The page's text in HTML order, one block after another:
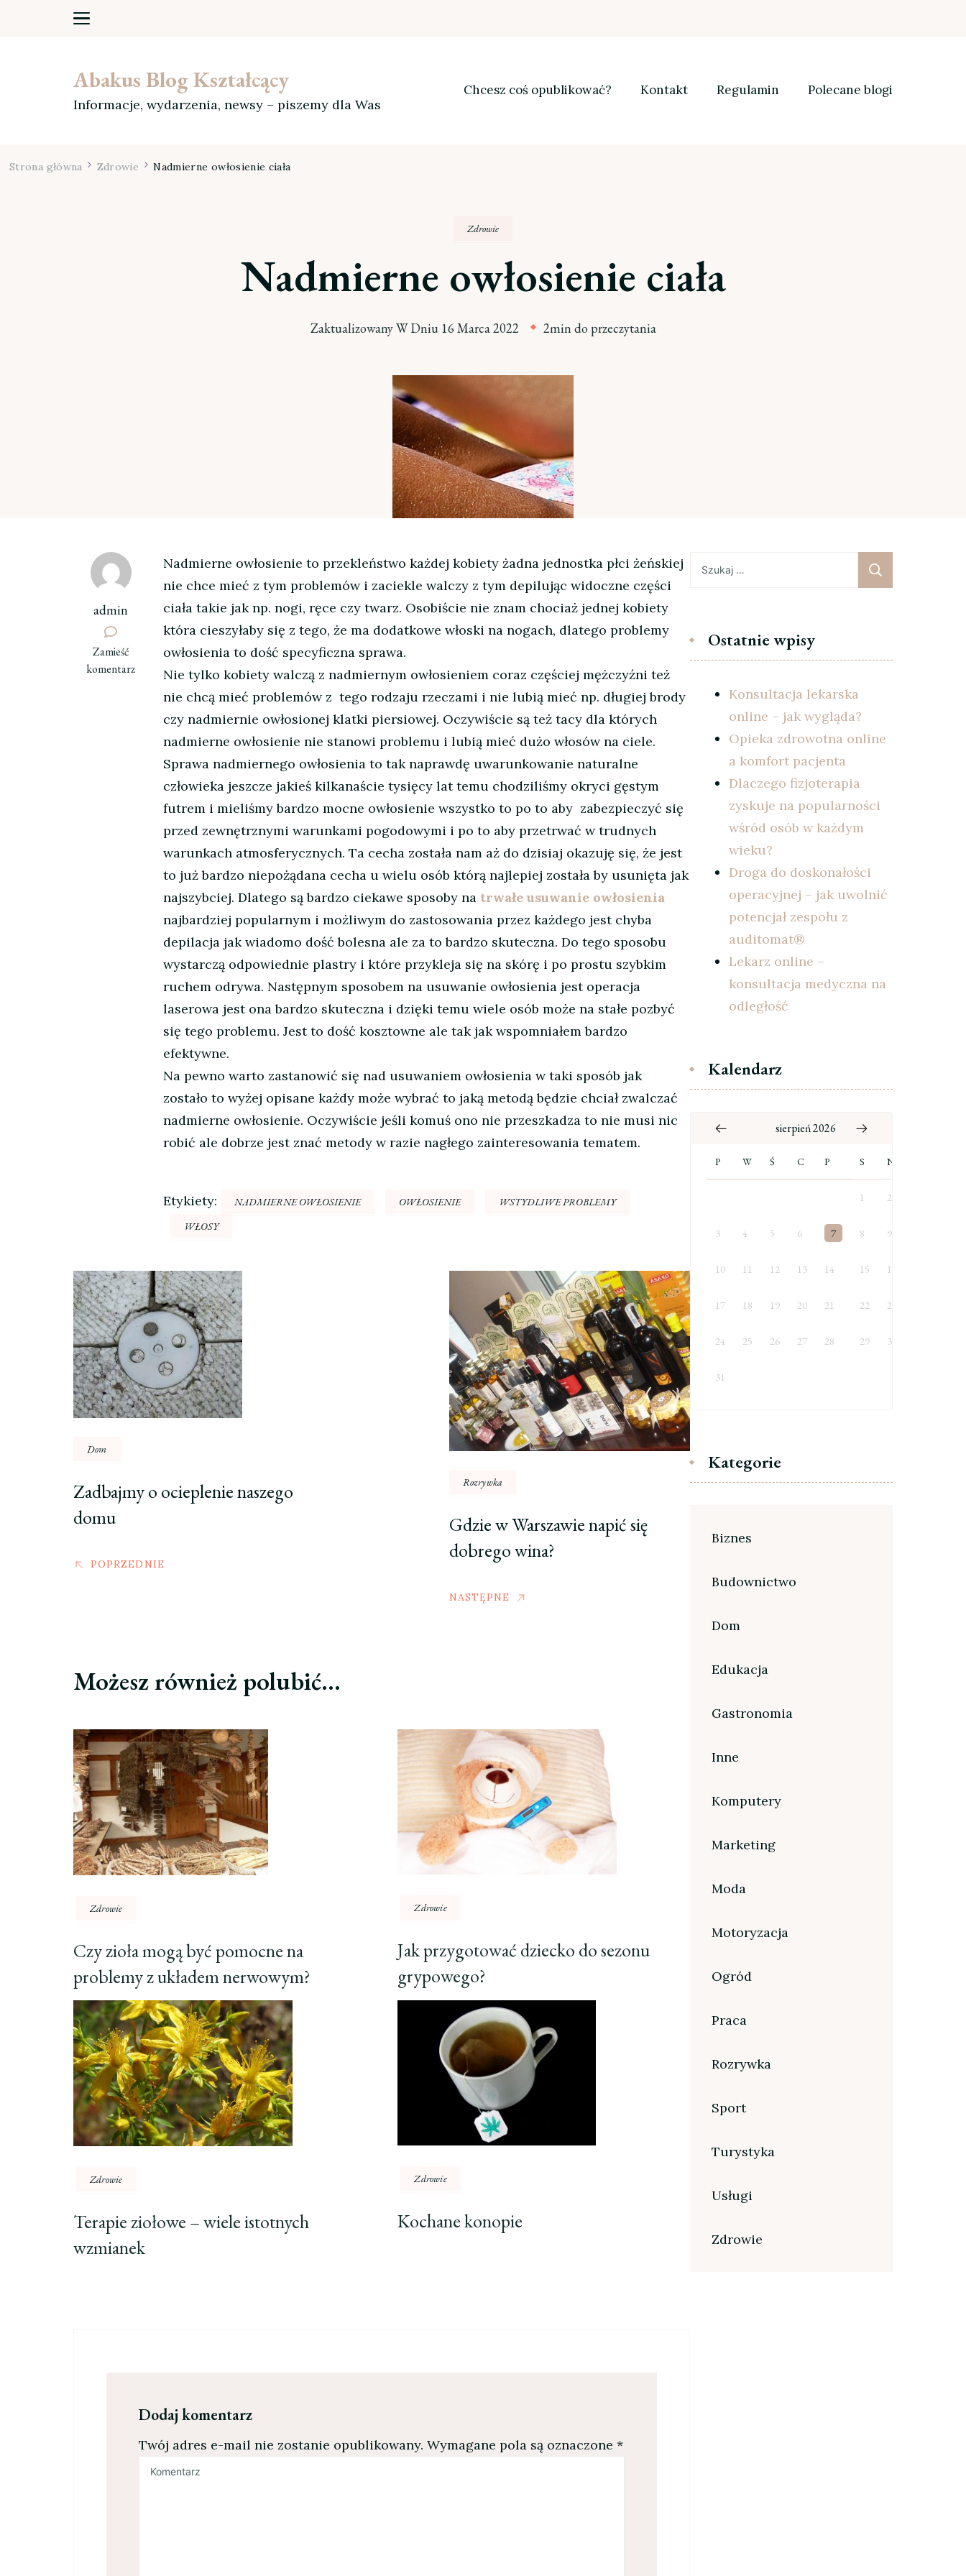
Abakus Blog Kształcący
Informacje, wydarzenia, newsy – piszemy dla Was
Chcesz coś opublikować? Kontakt Regulamin Polecane blogi
Strona główna Zdrowie Nadmierne owłosienie ciała
Zdrowie
Nadmierne owłosienie ciała
Zaktualizowany W Dniu 16 Marca 2022 2min do przeczytania
admin
Zamieść
komentarz
we
wpisie
Nadmierne owłosienie to przekleństwo każdej kobiety żadna jednostka płci żeńskiej
nie chce mieć z tym problemów i zaciekle walczy z tym depilując widoczne części
ciała takie jak np. nogi, ręce czy twarz. Osobiście nie znam chociaż jednej kobiety
która cieszyłaby się z tego, że ma dodatkowe włoski na nogach, dlatego problemy
owłosienia to dość specyficzna sprawa.
Nie tylko kobiety walczą z nadmiernym owłosieniem coraz częściej mężczyźni też
nie chcą mieć problemów z tego rodzaju rzeczami i nie lubią mieć np. długiej brody
czy nadmiernie owłosionej klatki piersiowej. Oczywiście są też tacy dla których
nadmierne owłosienie nie stanowi problemu i lubią mieć dużo włosów na ciele.
Sprawa nadmiernego owłosienia to tak naprawdę uwarunkowanie naturalne
człowieka jeszcze jakieś kilkanaście tysięcy lat temu chodziliśmy okryci gęstym
futrem i mieliśmy bardzo mocne owłosienie wszystko to po to aby zabezpieczyć się
przed zewnętrznymi warunkami pogodowymi i po to aby przetrwać w trudnych
warunkach atmosferycznych. Ta cecha została nam aż do dzisiaj okazuję się, że jest
to już bardzo niepożądana cecha u wielu osób którą najlepiej została by usunięta jak
najszybciej. Dlatego są bardzo ciekawe sposoby na trwałe usuwanie owłosienia
najbardziej popularnym i możliwym do zastosowania przez każdego jest chyba
depilacja jak wiadomo dość bolesna ale za to bardzo skuteczna. Do tego sposobu
wystarczą odpowiednie plastry i które przykleja się na skórę i po prostu szybkim
ruchem odrywa. Następnym sposobem na usuwanie owłosienia jest operacja
laserowa jest ona bardzo skuteczna i dzięki temu wiele osób może na stałe pozbyć
się tego problemu. Jest to dość kosztowne ale tak jak wspomniałem bardzo
efektywne.
Na pewno warto zastanowić się nad usuwaniem owłosienia w taki sposób jak
zostało to wyżej opisane każdy może wybrać to jaką metodą będzie chciał zwalczać
nadmierne owłosienie. Oczywiście jeśli komuś ono nie przeszkadza to nie musi nic
robić ale dobrze jest znać metody w razie nagłego zainteresowania tematem.
Etykiety: NADMIERNE OWŁOSIENIE OWŁOSIENIE
WSTYDLIWE PROBLEMY
WŁOSY
Nawigacja
wpisu
Dom
Zadbajmy o ocieplenie naszego
domu
POPRZEDNIE
Rozrywka
Gdzie w Warszawie napić się
dobrego wina?
NASTĘPNE
Możesz również polubić…
Zdrowie
Czy zioła mogą być pomocne na
problemy z układem nerwowym?
Zdrowie
Jak przygotować dziecko do sezonu
grypowego?
Zdrowie
Terapie ziołowe – wiele istotnych
wzmianek
Zdrowie
Kochane konopie
Dodaj komentarz
Twój adres e-mail nie zostanie opublikowany. Wymagane pola są oznaczone *
Ostatnie wpisy
Konsultacja lekarska
online – jak wygląda?
Opieka zdrowotna online
a komfort pacjenta
Dlaczego fizjoterapia
zyskuje na popularności
wśród osób w każdym
wieku?
Droga do doskonałości
operacyjnej – jak uwolnić
potencjał zespołu z
auditomat®
Lekarz online –
konsultacja medyczna na
odległość
Kalendarz
sierpień 2026
P W Ś C P S N
1 2
3 4 5 6 7 8 9
10 11 12 13 14 15 16
17 18 19 20 21 22 23
24 25 26 27 28 29 30
31
Kategorie
Biznes
Budownictwo
Dom
Edukacja
Gastronomia
Inne
Komputery
Marketing
Moda
Motoryzacja
Ogród
Praca
Rozrywka
Sport
Turystyka
Usługi
Zdrowie